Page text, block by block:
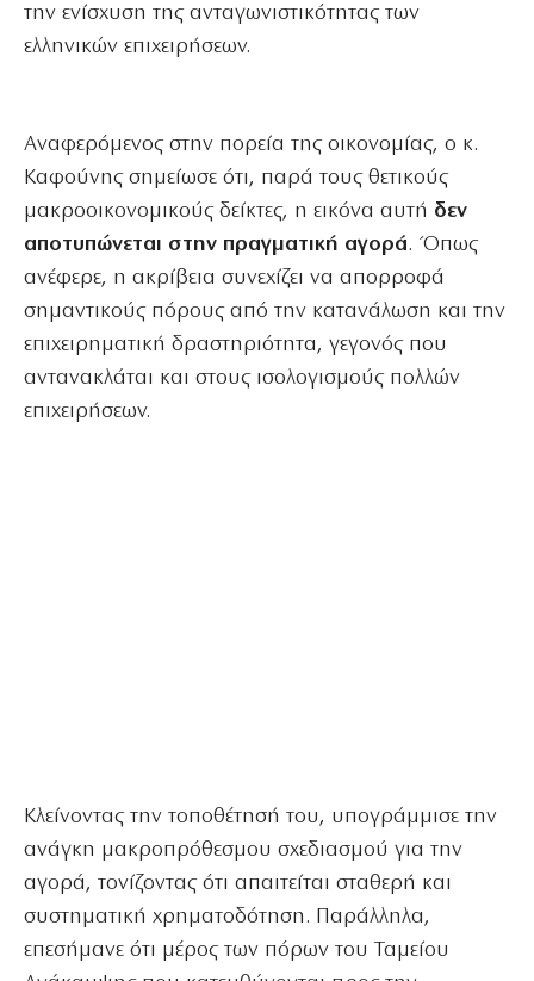
την ενίσχυση της ανταγωνιστικότητας των
ελληνικών επιχειρήσεων.
Αναφερόμενος στην πορεία της οικονομίας, ο κ.
Καφούνης σημείωσε ότι, παρά τους θετικούς
μακροοικονομικούς δείκτες, η εικόνα αυτή δεν
αποτυπώνεται στην πραγματική αγορά. Όπως
ανέφερε, η ακρίβεια συνεχίζει να απορροφά
σημαντικούς πόρους από την κατανάλωση και την
επιχειρηματική δραστηριότητα, γεγονός που
αντανακλάται και στους ισολογισμούς πολλών
επιχειρήσεων.
Κλείνοντας την τοποθέτησή του, υπογράμμισε την
ανάγκη μακροπρόθεσμου σχεδιασμού για την
αγορά, τονίζοντας ότι απαιτείται σταθερή και
συστηματική χρηματοδότηση. Παράλληλα,
επεσήμανε ότι μέρος των πόρων του Ταμείου